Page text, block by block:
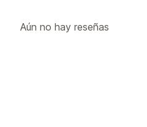
Aún no hay reseñas